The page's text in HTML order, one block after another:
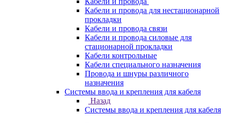
Кабели и провода для нестационарной
прокладки
Кабели и провода связи
Кабели и провода силовые для
стационарной прокладки
Кабели контрольные
Кабели специального назначения
Провода и шнуры различного
назначения
Системы ввода и крепления для кабеля
Назад
Системы ввода и крепления для кабеля